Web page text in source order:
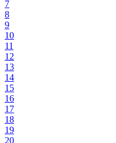
7
8
9
10
11
12
13
14
15
16
17
18
19
20